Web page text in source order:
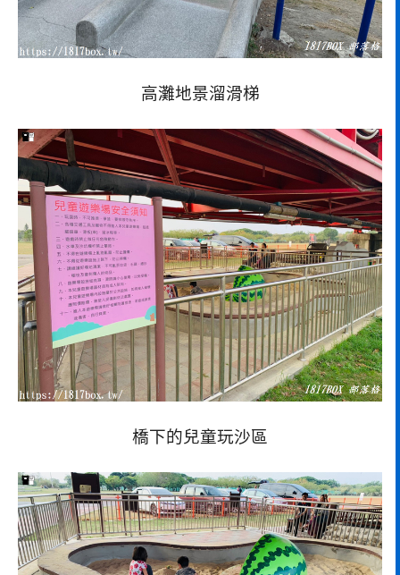
高灘地景溜滑梯
橋下的兒童玩沙區